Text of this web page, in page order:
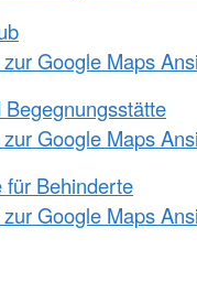
Google Maps
Begegnungsstätte
Google Maps
für Behinderte
Google Maps